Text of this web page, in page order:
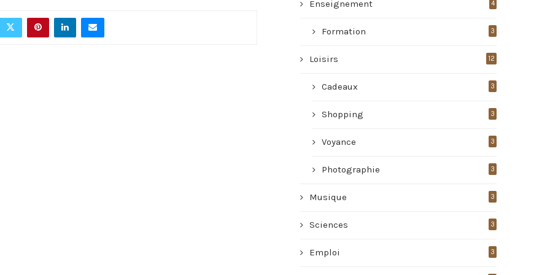
Enseignement 4
Formation 3
Loisirs 12
Cadeaux 3
Shopping 3
Voyance 3
Photographie 3
Musique 3
Sciences 3
Emploi 3